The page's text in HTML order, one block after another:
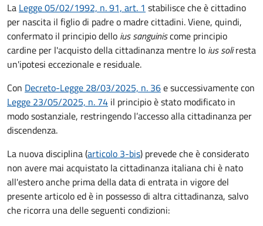
La Legge 05/02/1992, n. 91, art. 1 stabilisce che è cittadino
per nascita il figlio di padre o madre cittadini. Viene, quindi,
confermato il principio dello ius sanguiniscome principio
cardine per l'acquisto della cittadinanza mentre lo ius soliresta
un'ipotesi eccezionale e residuale.
Con Decreto-Legge 28/03/2025, n. 36e successivamente con
Legge 23/05/2025, n. 74 il principio è stato modificato in
modo sostanziale, restringendo l’accesso alla cittadinanza per
discendenza.
La nuova disciplina (articolo 3-bis) prevede cheèconsiderato
non avere mai acquistato la cittadinanza italiana chi è nato
all'estero anche prima della data di entrata in vigore del
presente articolo ed è in possesso di altra cittadinanza, salvo
che ricorra una delle seguenti condizioni: